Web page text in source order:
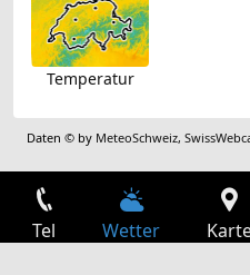
Temperatur
Daten © by MeteoSchweiz,
Tel Wetter